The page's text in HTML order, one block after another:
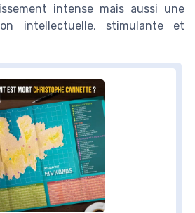
intense mais aussi une
intellectuelle, stimulante et